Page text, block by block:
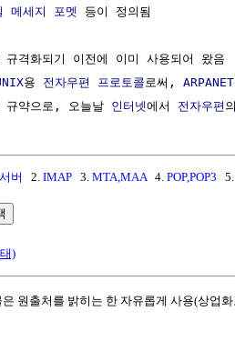
메세지 포멧 등이 정의됨
규격화되기 이전에 이미 사용되어 왔음
용 전자우편 프로토콜 로써, ARPANET
약으로, 오늘날
인터넷에서 전자우편
버 2. IMAP 3. MTA,MAA 4. POP,POP3
)
원출처를 밝히는 한 자유롭게 사용(상업